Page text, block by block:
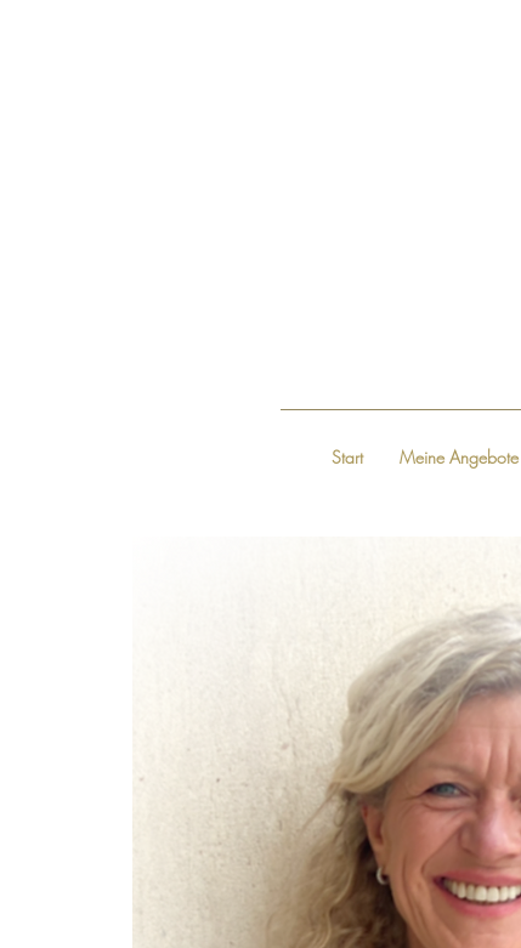
Start Meine Angebote